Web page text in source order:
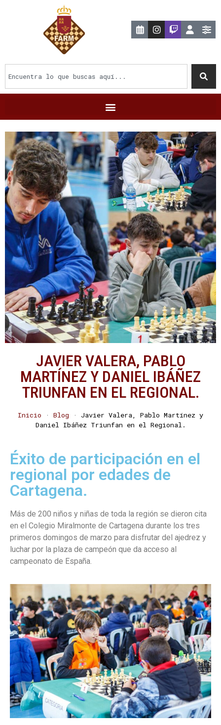
JAVIER VALERA, PABLO
MARTÍNEZ Y DANIEL IBÁÑEZ
TRIUNFAN EN EL REGIONAL.
Inicio · Blog · Javier Valera, Pablo Martínez y
Daniel Ibáñez Triunfan en el Regional.
Éxito de participación en el
regional por edades de
Cartagena.
Más de 200 niños y niñas de toda la región se dieron cita
en el Colegio Miralmonte de Cartagena durante los tres
primeros domingos de marzo para disfrutar del ajedrez y
luchar por la plaza de campeón que da acceso al
campeonato de España.